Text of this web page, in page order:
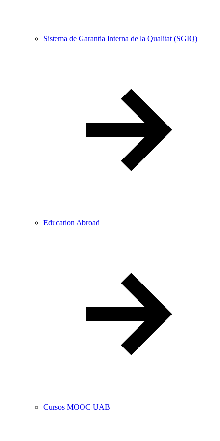
Sistema de Garantia Interna de la Qualitat (SGIQ)
Education Abroad
Cursos MOOC UAB